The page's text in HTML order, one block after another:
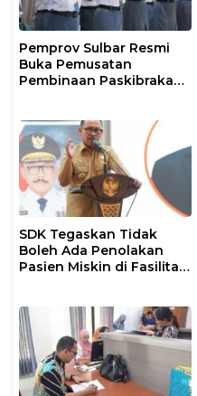
Pemprov Sulbar Resmi
Buka Pemusatan
Pembinaan Paskibraka
SDK Tegaskan Tidak
Boleh Ada Penolakan
Pasien Miskin di Fasilitas